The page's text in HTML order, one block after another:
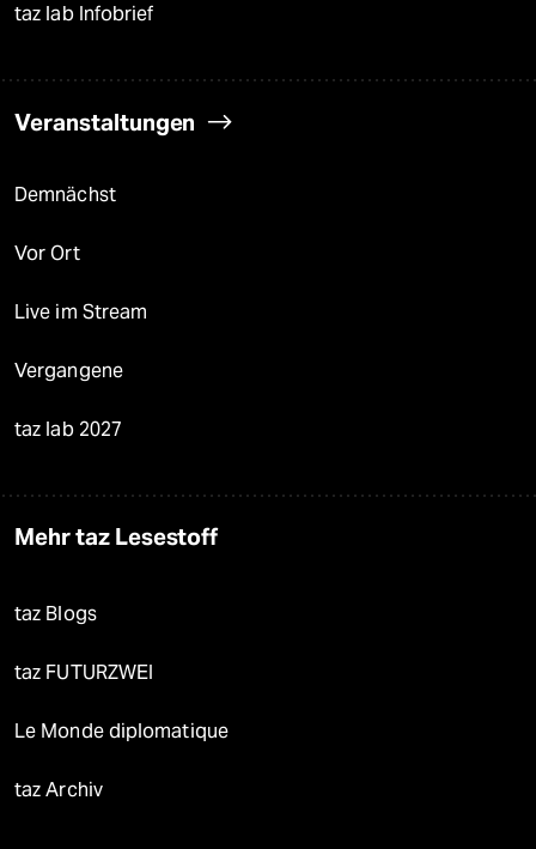
taz lab Infobrief
Veranstaltungen
Demnächst
Vor Ort
Live im Stream
Vergangene
taz lab 2027
Mehr taz Lesestoff
taz Blogs
taz FUTURZWEI
Le Monde diplomatique
taz Archiv